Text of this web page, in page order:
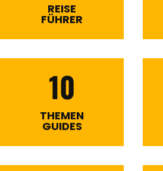
REISE
FÜHRER
10
THEMEN
GUIDES